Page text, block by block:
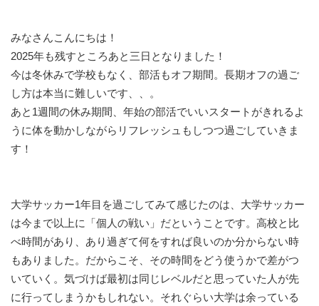
みなさんこんにちは！
2025年も残すところあと三日となりました！
今は冬休みで学校もなく、部活もオフ期間。長期オフの過ご
し方は本当に難しいです、、。
あと1週間の休み期間、年始の部活でいいスタートがきれるよ
うに体を動かしながらリフレッシュもしつつ過ごしていきま
す！
大学サッカー1年目を過ごしてみて感じたのは、大学サッカー
は今まで以上に「個人の戦い」だということです。高校と比
べ時間があり、あり過ぎて何をすれば良いのか分からない時
もありました。だからこそ、その時間をどう使うかで差がつ
いていく。気づけば最初は同じレベルだと思っていた人が先
に行ってしまうかもしれない。それぐらい大学は余っている